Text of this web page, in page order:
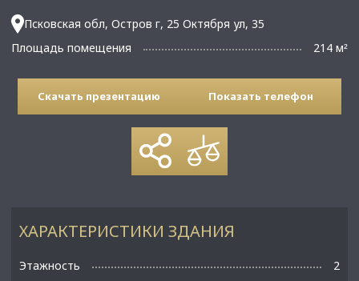
Псковская обл, Остров г, 25 Октября ул, 35
Площадь помещения
214 м²
Скачать презентацию Показать телефон
ХАРАКТЕРИСТИКИ ЗДАНИЯ
Этажность
2